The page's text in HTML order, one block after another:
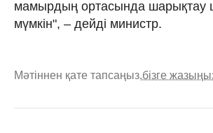
мамырдың ортасында шарықтау
мүмкін", – дейді министр.
Мәтіннен қате тапсаңыз,бізге